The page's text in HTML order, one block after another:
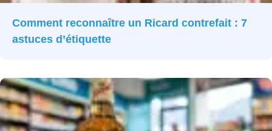
Comment reconnaître un Ricard contrefait : 7
astuces d’étiquette